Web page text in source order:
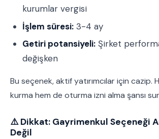
kurumlar vergisi
İşlem süresi: 3-4 ay
Getiri potansiyeli: Şirket
değişken
Bu seçenek, aktif yatırımcılar için cazip.
kurma hem de oturma izni alma şansı
⚠️ Dikkat: Gayrimenkul Seçeneği
Değil